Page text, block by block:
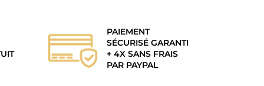
PAIEMENT
SÉCURISÉ GARANTI
+ 4X SANS FRAIS
PAR PAYPAL